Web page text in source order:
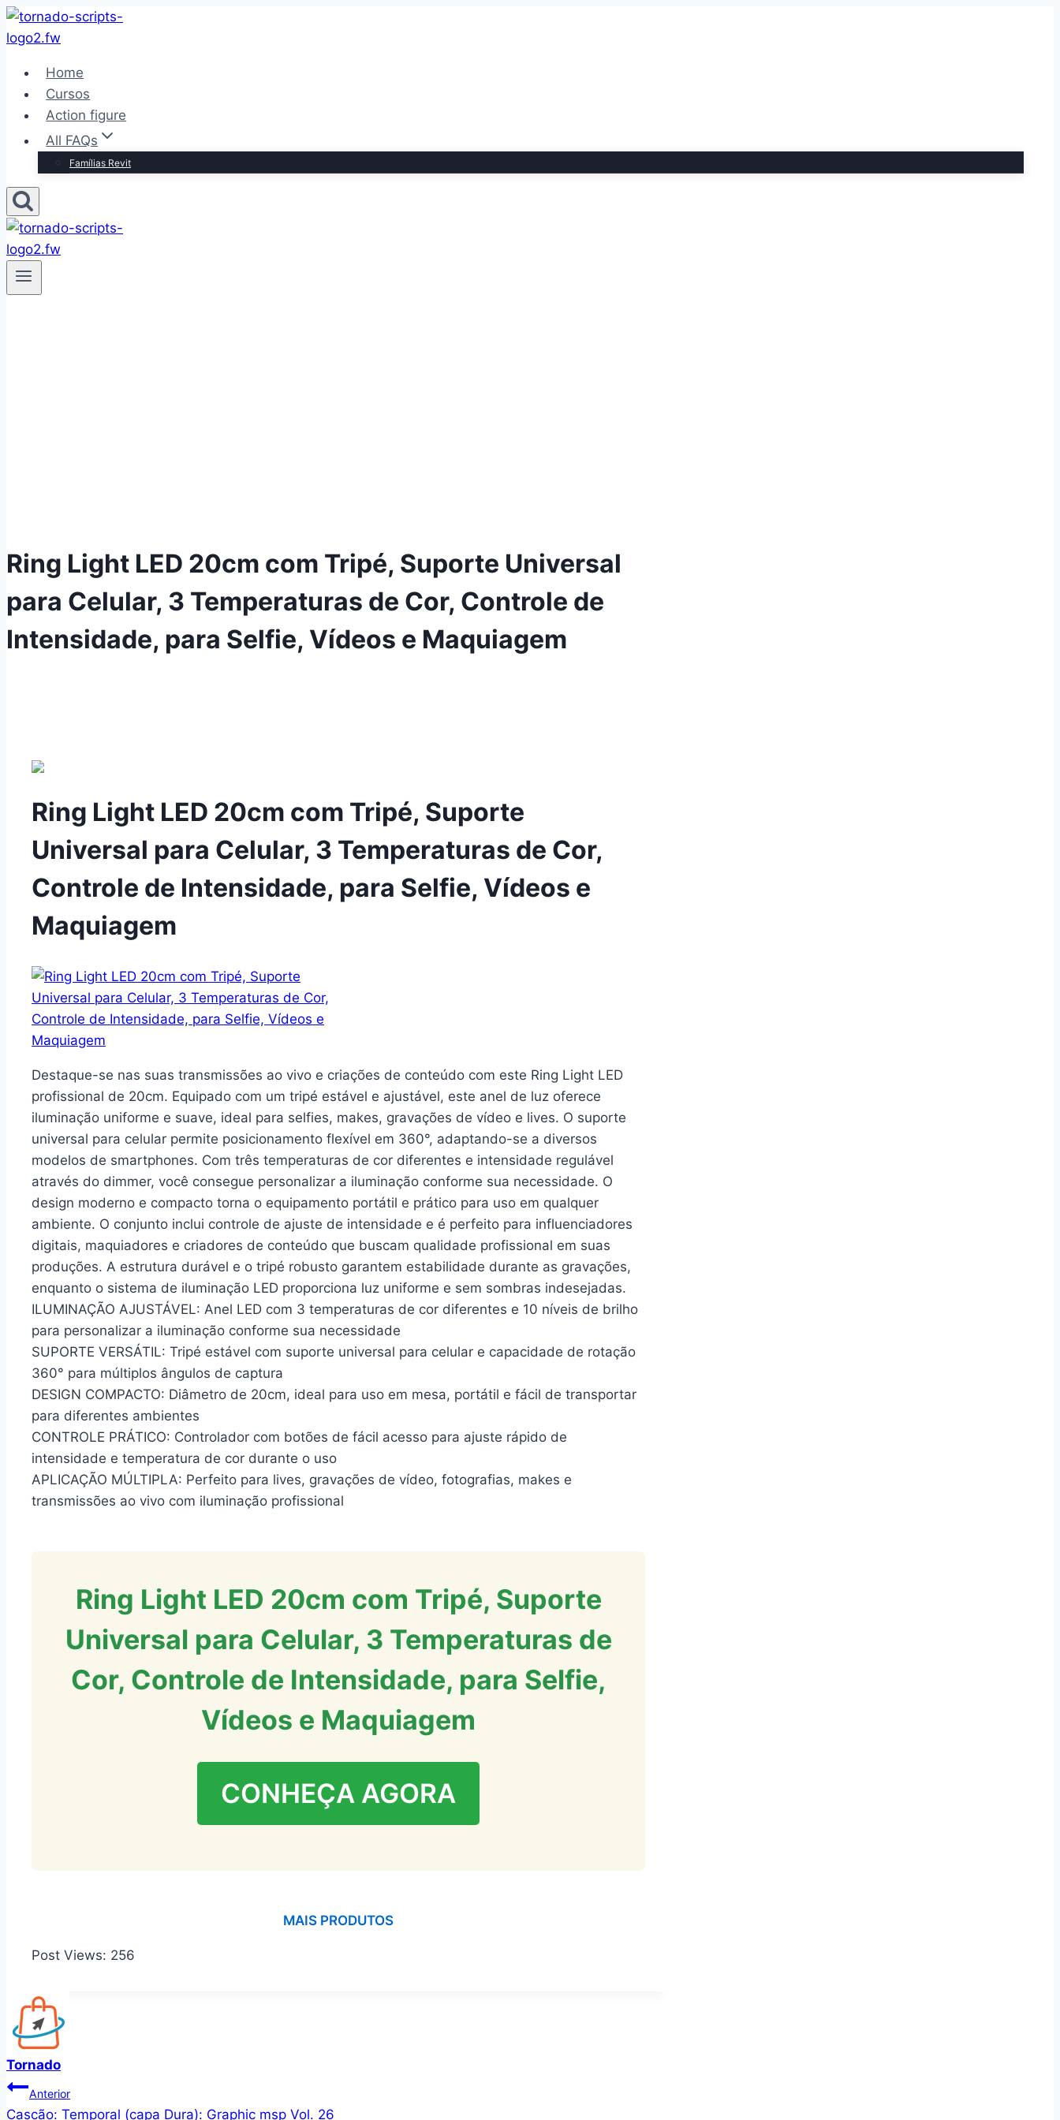
Pular
para
Conteúdo
Home
Cursos
Action figure
All FAQs
Famílias Revit
Ring Light LED 20cm com Tripé, Suporte Universal
para Celular, 3 Temperaturas de Cor, Controle de
Intensidade, para Selfie, Vídeos e Maquiagem
Ring Light LED 20cm com Tripé, Suporte
Universal para Celular, 3 Temperaturas de Cor,
Controle de Intensidade, para Selfie, Vídeos e
Maquiagem
Destaque-se nas suas transmissões ao vivo e criações de conteúdo com este Ring Light LED
profissional de 20cm. Equipado com um tripé estável e ajustável, este anel de luz oferece
iluminação uniforme e suave, ideal para selfies, makes, gravações de vídeo e lives. O suporte
universal para celular permite posicionamento flexível em 360°, adaptando-se a diversos
modelos de smartphones. Com três temperaturas de cor diferentes e intensidade regulável
através do dimmer, você consegue personalizar a iluminação conforme sua necessidade. O
design moderno e compacto torna o equipamento portátil e prático para uso em qualquer
ambiente. O conjunto inclui controle de ajuste de intensidade e é perfeito para influenciadores
digitais, maquiadores e criadores de conteúdo que buscam qualidade profissional em suas
produções. A estrutura durável e o tripé robusto garantem estabilidade durante as gravações,
enquanto o sistema de iluminação LED proporciona luz uniforme e sem sombras indesejadas.
ILUMINAÇÃO AJUSTÁVEL: Anel LED com 3 temperaturas de cor diferentes e 10 níveis de brilho
para personalizar a iluminação conforme sua necessidade
SUPORTE VERSÁTIL: Tripé estável com suporte universal para celular e capacidade de rotação
360° para múltiplos ângulos de captura
DESIGN COMPACTO: Diâmetro de 20cm, ideal para uso em mesa, portátil e fácil de transportar
para diferentes ambientes
CONTROLE PRÁTICO: Controlador com botões de fácil acesso para ajuste rápido de
intensidade e temperatura de cor durante o uso
APLICAÇÃO MÚLTIPLA: Perfeito para lives, gravações de vídeo, fotografias, makes e
transmissões ao vivo com iluminação profissional
Ring Light LED 20cm com Tripé, Suporte
Universal para Celular, 3 Temperaturas de
Cor, Controle de Intensidade, para Selfie,
Vídeos e Maquiagem
CONHEÇA AGORA
MAIS PRODUTOS
Post Views: 256
Tornado
Navegação
Anterior
Cascão: Temporal (capa Dura): Graphic msp Vol. 26